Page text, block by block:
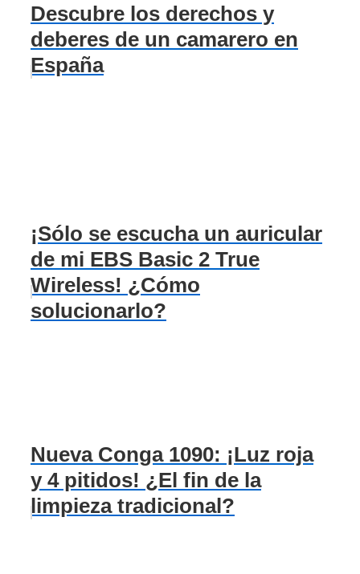
Descubre los derechos y
deberes de un camarero en
España
¡Sólo se escucha un auricular
de mi EBS Basic 2 True
Wireless! ¿Cómo
solucionarlo?
Nueva Conga 1090: ¡Luz roja
y 4 pitidos! ¿El fin de la
limpieza tradicional?